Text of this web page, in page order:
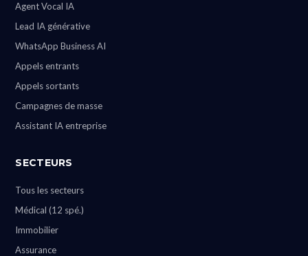
Agent Vocal IA
Lead IA générative
WhatsApp Business AI
Appels entrants
Appels sortants
Campagnes de masse
Assistant IA entreprise
SECTEURS
Tous les secteurs
Médical (12 spé.)
Immobilier
Assurance